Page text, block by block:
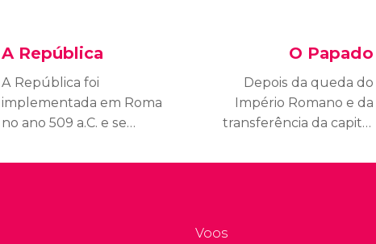
A República
A República foi
implementada em Roma
no ano 509 a.C. e se
Imperial no ano 27 a.C.
O Papado
Depois da queda do
Império Romano e da
transferência da capital
Constantinopla, o Papa
Voos